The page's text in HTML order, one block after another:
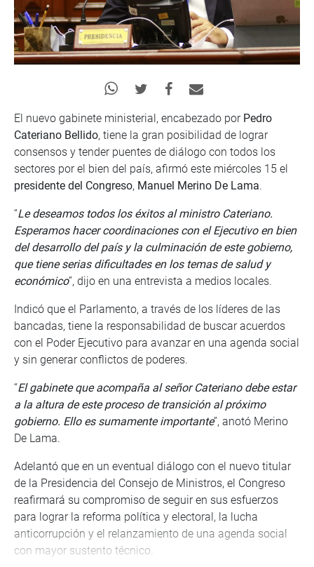
El nuevo gabinete ministerial, encabezado por Pedro
Cateriano Bellido, tiene la gran posibilidad de lograr
consensos y tender puentes de diálogo con todos los
sectores por el bien del país, afirmó este miércoles 15 el
presidente del Congreso, Manuel Merino De Lama.
“Le deseamos todos los éxitos al ministro Cateriano.
Esperamos hacer coordinaciones con el Ejecutivo en bien
del desarrollo del país y la culminación de este gobierno,
que tiene serias dificultades en los temas de salud y
económico”, dijo en una entrevista a medios locales.
Indicó que el Parlamento, a través de los líderes de las
bancadas, tiene la responsabilidad de buscar acuerdos
con el Poder Ejecutivo para avanzar en una agenda social
y sin generar conflictos de poderes.
“El gabinete que acompaña al señor Cateriano debe estar
a la altura de este proceso de transición al próximo
gobierno. Ello es sumamente importante”, anotó Merino
De Lama.
Adelantó que en un eventual diálogo con el nuevo titular
de la Presidencia del Consejo de Ministros, el Congreso
reafirmará su compromiso de seguir en sus esfuerzos
para lograr la reforma política y electoral, la lucha
anticorrupción y el relanzamiento de una agenda social
con mayor sustento técnico.